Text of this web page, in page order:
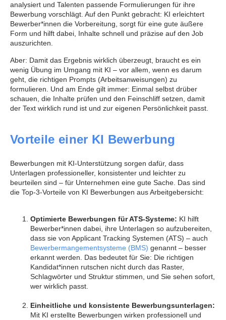
analysiert und Talenten passende Formulierungen für ihre
Bewerbung vorschlägt. Auf den Punkt gebracht: KI erleichtert
Bewerber*innen die Vorbereitung, sorgt für eine gute äußere
Form und hilft dabei, Inhalte schnell und präzise auf den Job
auszurichten.
Aber: Damit das Ergebnis wirklich überzeugt, braucht es ein
wenig Übung im Umgang mit KI – vor allem, wenn es darum
geht, die richtigen Prompts (Arbeitsanweisungen) zu
formulieren. Und am Ende gilt immer: Einmal selbst drüber
schauen, die Inhalte prüfen und den Feinschliff setzen, damit
der Text wirklich rund ist und zur eigenen Persönlichkeit passt.
Vorteile einer KI Bewerbung
Bewerbungen mit KI-Unterstützung sorgen dafür, dass
Unterlagen professioneller, konsistenter und leichter zu
beurteilen sind – für Unternehmen eine gute Sache. Das sind
die Top-3-Vorteile von KI Bewerbungen aus Arbeitgebersicht:
Optimierte Bewerbungen für ATS-Systeme: KI hilft
Bewerber*innen dabei, ihre Unterlagen so aufzubereiten,
dass sie von Applicant Tracking Systemen (ATS) – auch
Bewerbermangementsysteme (BMS) genannt – besser
erkannt werden. Das bedeutet für Sie: Die richtigen
Kandidat*innen rutschen nicht durch das Raster,
Schlagwörter und Struktur stimmen, und Sie sehen sofort,
wer wirklich passt.
Einheitliche und konsistente Bewerbungsunterlagen:
Mit KI erstellte Bewerbungen wirken professionell und